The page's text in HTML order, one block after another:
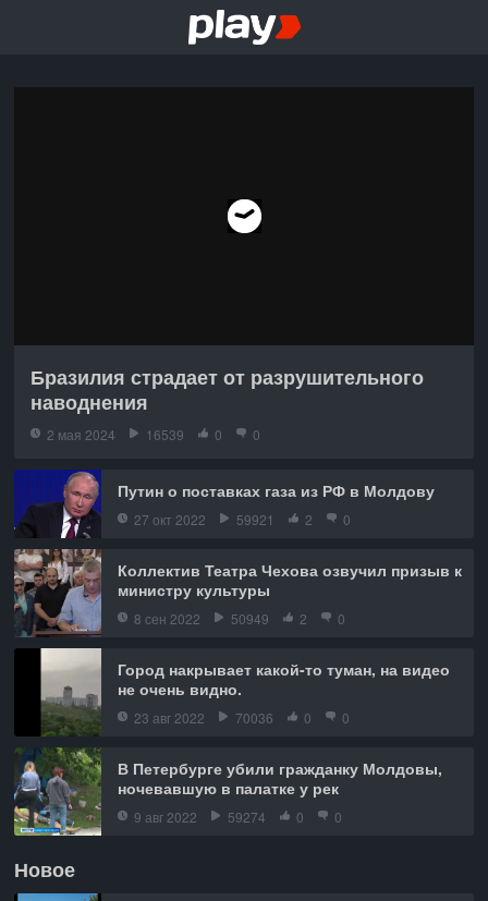
Бразилия страдает от разрушительного
наводнения
2 мая 2024 16539 0 0
Путин о поставках газа из РФ в Молдову
27 окт 2022 59921 2 0
Коллектив Театра Чехова озвучил призыв к
министру культуры
8 сен 2022 50949 2 0
Город накрывает какой-то туман, на видео
не очень видно.
23 авг 2022 70036 0 0
В Петербурге убили гражданку Молдовы,
ночевавшую в палатке у рек
9 авг 2022 59274 0 0
Новое